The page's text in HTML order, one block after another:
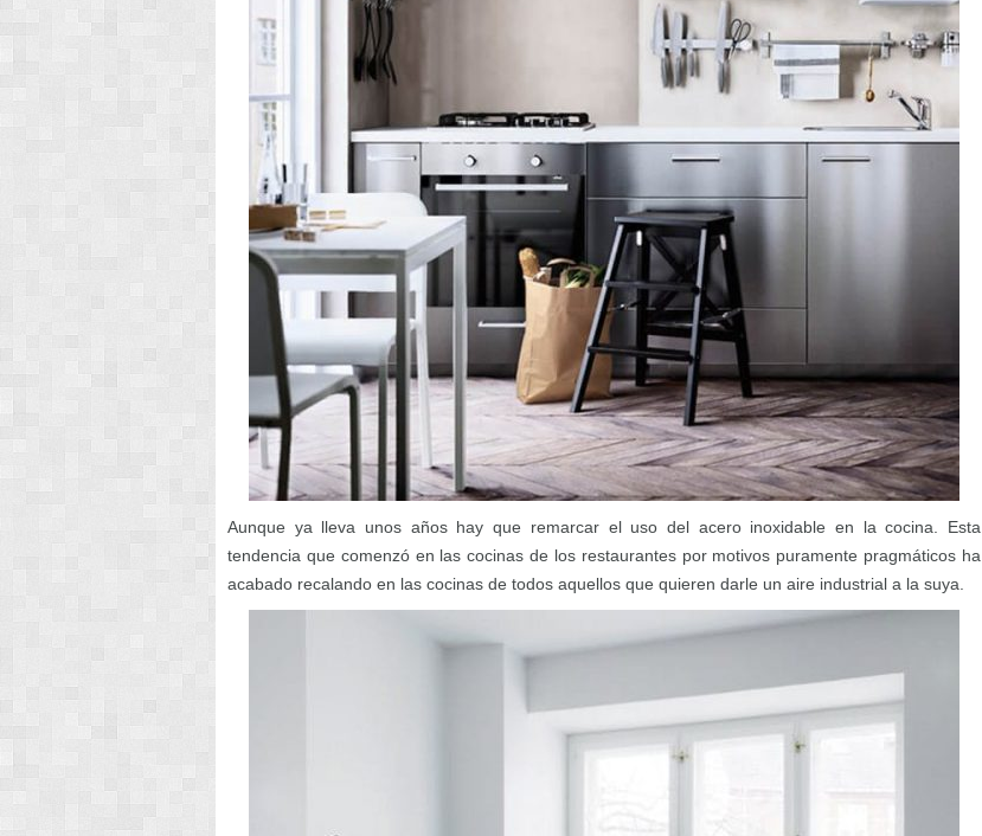
Aunque ya lleva unos años hay que remarcar el uso del acero inoxidable en la cocina. Esta
tendencia que comenzó en las cocinas de los restaurantes por motivos puramente pragmáticos ha
acabado recalando en las cocinas de todos aquellos que quieren darle un aire industrial a la suya.